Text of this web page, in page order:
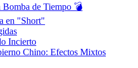
Bomba de Tiempo 💣
en "Short"
Incierto
Chino: Efectos Mixtos